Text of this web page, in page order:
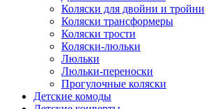
Коляски для двойни и тройни
Коляски трансформеры
Коляски трости
Коляски-люльки
Люльки
Люльки-переноски
Прогулочные коляски
Детские комоды